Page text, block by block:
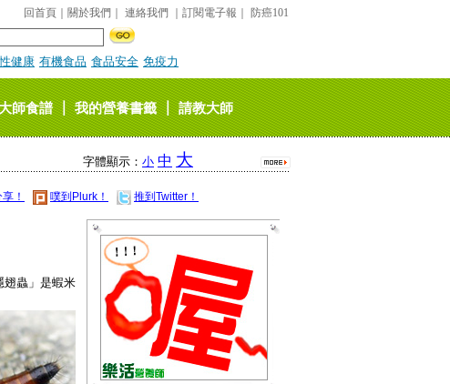
回首頁 關於我們 連絡我們 訂閱電子報 防癌101
健康 有機食品 食品安全 免疫力
師食譜｜我的營養書籤｜請教大師
字體顯示： 小 中 大
！ 噗到Plurk！ 推到Twitter！
翅蟲」是蝦米